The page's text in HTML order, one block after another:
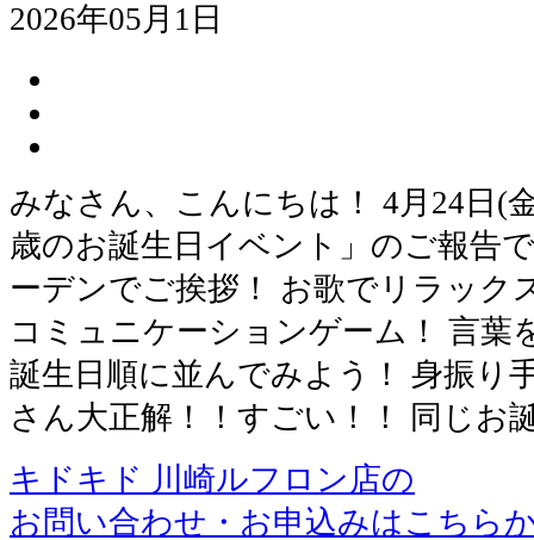
2026年05月1日
みなさん、こんにちは！ 4月24日(
歳のお誕生日イベント」のご報告
ーデンでご挨拶！ お歌でリラック
コミュニケーションゲーム！ 言葉
誕生日順に並んでみよう！ 身振り
さん大正解！！すごい！！ 同じお
キドキド 川崎ルフロン店の
お問い合わせ・お申込みはこちら